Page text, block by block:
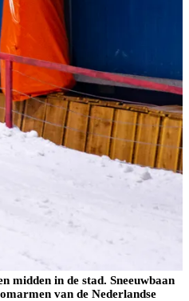
midden in de stad. Sneeuwbaan
van de Nederlandse